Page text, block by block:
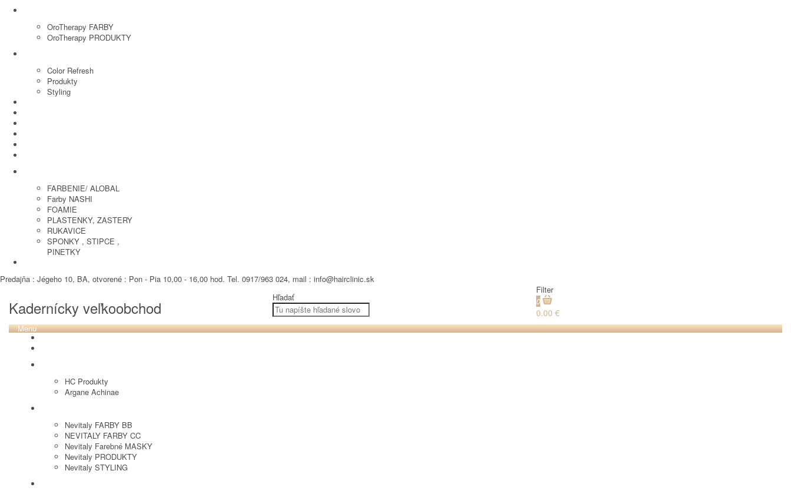
OroTherapy FARBY
OroTherapy PRODUKTY
Color Refresh
Produkty
Styling
FARBENIE/ ALOBAL
Farby NASHI
FOAMIE
PLASTENKY, ZASTERY
RUKAVICE
SPONKY , STIPCE ,
PINETKY
Predajňa : Jégeho 10, BA, otvorené : Pon - Pia 10,00 - 16,00 hod. Tel. 0917/963 024, mail : info@hairclinic.sk
Kadernícky veľkoobchod Hľadať
Filter
0
0.00 €
Menu
HC Produkty
Argane Achinae
Nevitaly FARBY BB
NEVITALY FARBY CC
Nevitaly Farebné MASKY
Nevitaly PRODUKTY
Nevitaly STYLING